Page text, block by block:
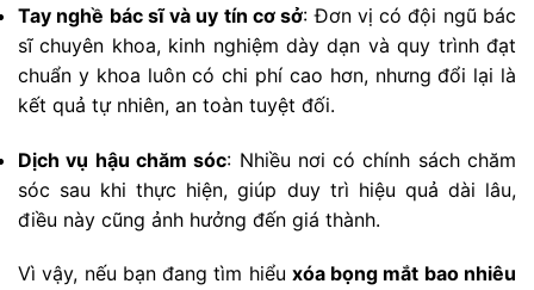
Tay nghề bác sĩ và uy tín cơ sở: Đơn vị có đội ngũ bác
sĩ chuyên khoa, kinh nghiệm dày dạn và quy trình đạt
chuẩn y khoa luôn có chi phí cao hơn, nhưng đổi lại là
kết quả tự nhiên, an toàn tuyệt đối.
Dịch vụ hậu chăm sóc: Nhiều nơi có chính sách chăm
sóc sau khi thực hiện, giúp duy trì hiệu quả dài lâu,
điều này cũng ảnh hưởng đến giá thành.
Vì vậy, nếu bạn đang tìm hiểu xóa bọng mắt bao nhiêu